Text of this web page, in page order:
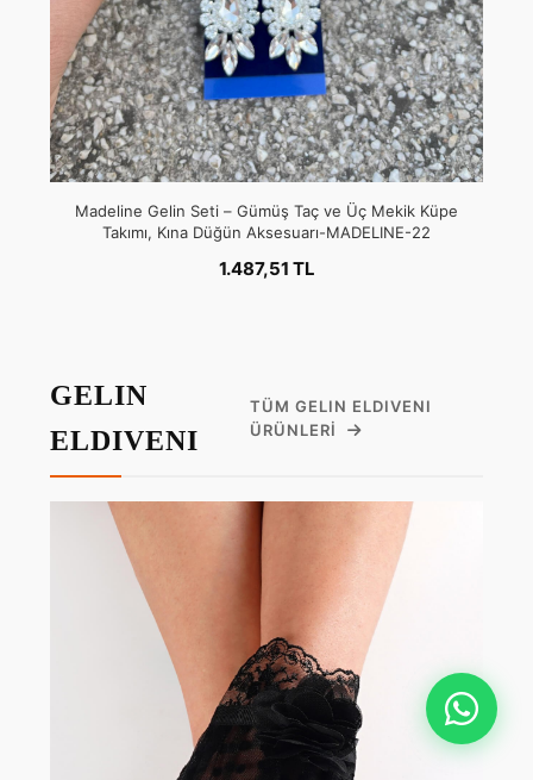
Madeline Gelin Seti – Gümüş Taç ve Üç Mekik Küpe
Takımı, Kına Düğün Aksesuarı-MADELINE-22
1.487,51 TL
GELIN
ELDIVENI
TÜM GELIN ELDIVENI
ÜRÜNLERI